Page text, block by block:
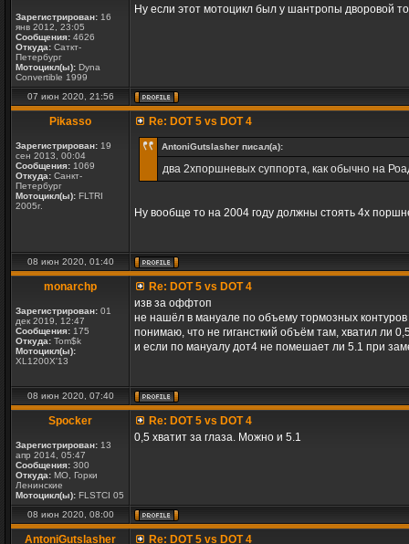
Зарегистрирован: 16
янв 2012, 23:05
Сообщения: 4626
Откуда: Саткт-
Петербург
Мотоцикл(ы): Dyna
Convertible 1999
Ну если этот мотоцикл был у шантропы дворовой
07 июн 2020, 21:56
Pikasso
Зарегистрирован: 19
сен 2013, 00:04
Сообщения: 1069
Откуда: Санкт-
Петербург
Мотоцикл(ы): FLTRI
2005г.
Re: DOT 5 vs DOT 4
AntoniGutslasher писал(а):
два 2хпоршневых суппорта, как обычно на
Ну вообще то на 2004 году должны стоять 4х
08 июн 2020, 01:40
monarchp
Зарегистрирован: 01
дек 2019, 12:47
Сообщения: 175
Откуда: Tom$k
Мотоцикл(ы):
XL1200X'13
Re: DOT 5 vs DOT 4
изв за оффтоп
не нашёл в мануале по объему тормозных контуров
понимаю, что не гигансткий объём там, хватил ли
и если по мануалу дот4 не помешает ли 5.1 при
08 июн 2020, 07:40
Spocker
Зарегистрирован: 13
апр 2014, 05:47
Сообщения: 300
Откуда: МО, Горки
Ленинские
Мотоцикл(ы): FLSTCI 05
Re: DOT 5 vs DOT 4
0,5 хватит за глаза. Можно и 5.1
08 июн 2020, 08:00
AntoniGutslasher
Re: DOT 5 vs DOT 4